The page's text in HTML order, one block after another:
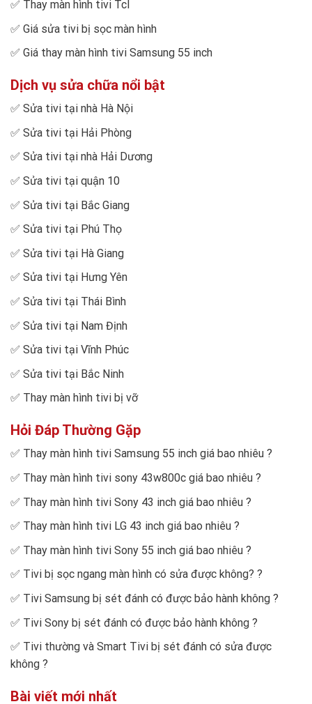
✅ Thay màn hình tivi Tcl
✅ Giá sửa tivi bị sọc màn hình
✅ Giá thay màn hình tivi Samsung 55 inch
Dịch vụ sửa chữa nổi bật
✅ Sửa tivi tại nhà Hà Nội
✅ Sửa tivi tại Hải Phòng
✅ Sửa tivi tại nhà Hải Dương
✅ Sửa tivi tại quận 10
✅ Sửa tivi tại Bắc Giang
✅ Sửa tivi tại Phú Thọ
✅ Sửa tivi tại Hà Giang
✅ Sửa tivi tại Hưng Yên
✅ Sửa tivi tại Thái Bình
✅ Sửa tivi tại Nam Định
✅ Sửa tivi tại Vĩnh Phúc
✅ Sửa tivi tại Bắc Ninh
✅ Thay màn hình tivi bị vỡ
Hỏi Đáp Thường Gặp
✅ Thay màn hình tivi Samsung 55 inch giá bao nhiêu ?
✅ Thay màn hình tivi sony 43w800c giá bao nhiêu ?
✅ Thay màn hình tivi Sony 43 inch giá bao nhiêu ?
✅ Thay màn hình tivi LG 43 inch giá bao nhiêu ?
✅ Thay màn hình tivi Sony 55 inch giá bao nhiêu ?
✅ Tivi bị sọc ngang màn hình có sửa được không? ?
✅ Tivi Samsung bị sét đánh có được bảo hành không ?
✅ Tivi Sony bị sét đánh có được bảo hành không ?
✅ Tivi thường và Smart Tivi bị sét đánh có sửa được
không ?
Bài viết mới nhất